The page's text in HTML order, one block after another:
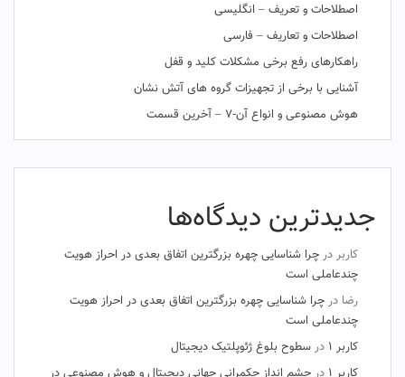
اصطلاحات و تعریف – انگلیسی
اصطلاحات و تعاریف – فارسی
راهکارهای رفع برخی مشکلات کلید و قفل
آشنایی با برخی از تجهیزات گروه های آتش نشان
هوش مصنوعی و انواع آن-۷ – آخرین قسمت
جدیدترین دیدگاه‌ها
کاربر در چرا شناسایی چهره بزرگترین اتفاق بعدی در احراز هویت
چندعاملی است
رضا در چرا شناسایی چهره بزرگترین اتفاق بعدی در احراز هویت
چندعاملی است
کاربر ۱
در سطوح بلوغ ژئوپلتیک دیجیتال